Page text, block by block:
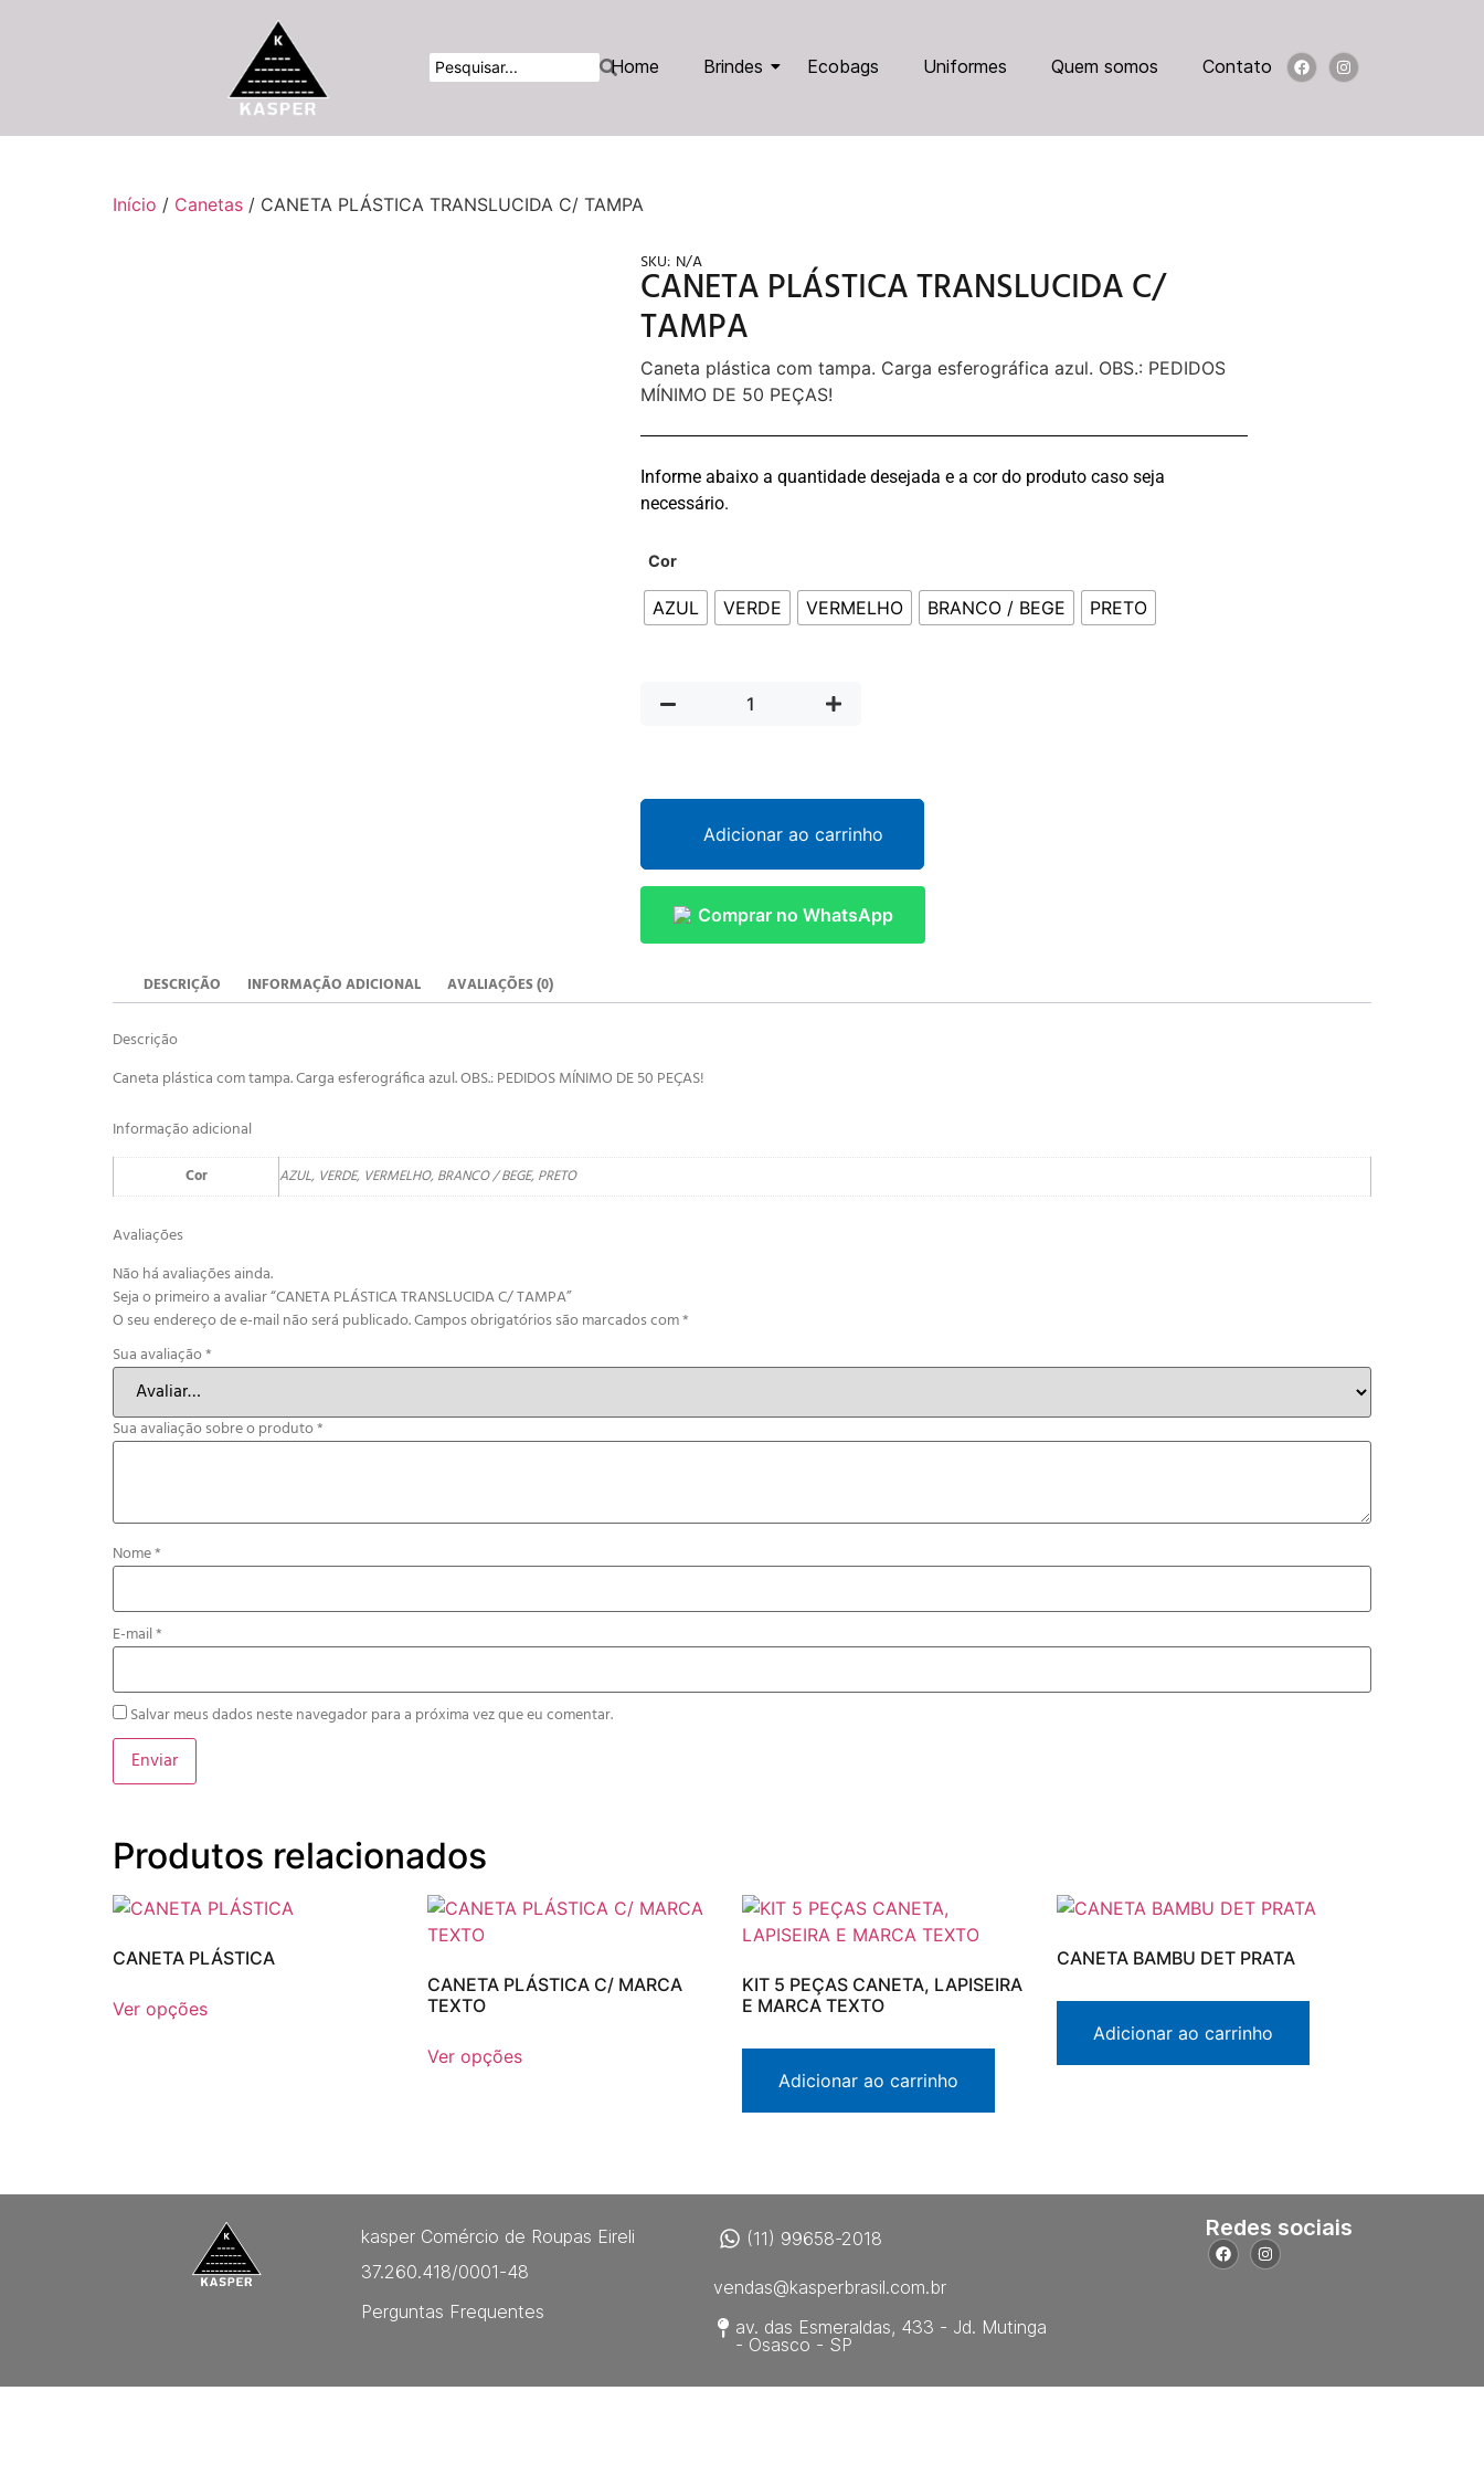
Home Brindes Ecobags Uniformes Quem somos Contato
Início / Canetas / CANETA PLÁSTICA TRANSLUCIDA C/ TAMPA
SKU: N/A
CANETA PLÁSTICA TRANSLUCIDA C/
TAMPA
Caneta plástica com tampa. Carga esferográfica azul. OBS.: PEDIDOS
MÍNIMO DE 50 PEÇAS!
Informe abaixo a quantidade desejada e a cor do produto caso seja
necessário.
Cor
AZUL VERDE VERMELHO BRANCO / BEGE PRETO
Adicionar ao carrinho
Comprar no WhatsApp
DESCRIÇÃO INFORMAÇÃO ADICIONAL AVALIAÇÕES (0)
Descrição
Caneta plástica com tampa. Carga esferográfica azul. OBS.: PEDIDOS MÍNIMO DE 50 PEÇAS!
Informação adicional
Cor AZUL, VERDE, VERMELHO, BRANCO / BEGE, PRETO
Avaliações
Não há avaliações ainda.
Seja o primeiro a avaliar “CANETA PLÁSTICA TRANSLUCIDA C/ TAMPA”
O seu endereço de e-mail não será publicado.Campos obrigatórios são marcados com*
Sua avaliação*
Sua avaliação sobre o produto*
Nome*
E-mail*
Salvar meus dados neste navegador para a próxima vez que eu comentar.
Produtos relacionados
CANETA PLÁSTICA
Ver opções
CANETA PLÁSTICA C/ MARCA
TEXTO
Ver opções
KIT 5 PEÇAS CANETA, LAPISEIRA
E MARCA TEXTO
Adicionar ao carrinho
CANETA BAMBU DET PRATA
Adicionar ao carrinho
kasper Comércio de Roupas Eireli
37.260.418/0001-48
Perguntas Frequentes
(11) 99658-2018
vendas@kasperbrasil.com.br
av. das Esmeraldas, 433 - Jd. Mutinga
- Osasco - SP
Redes sociais